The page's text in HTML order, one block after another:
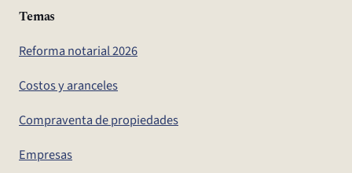
Temas
Reforma notarial 2026
Costos y aranceles
Compraventa de propiedades
Empresas